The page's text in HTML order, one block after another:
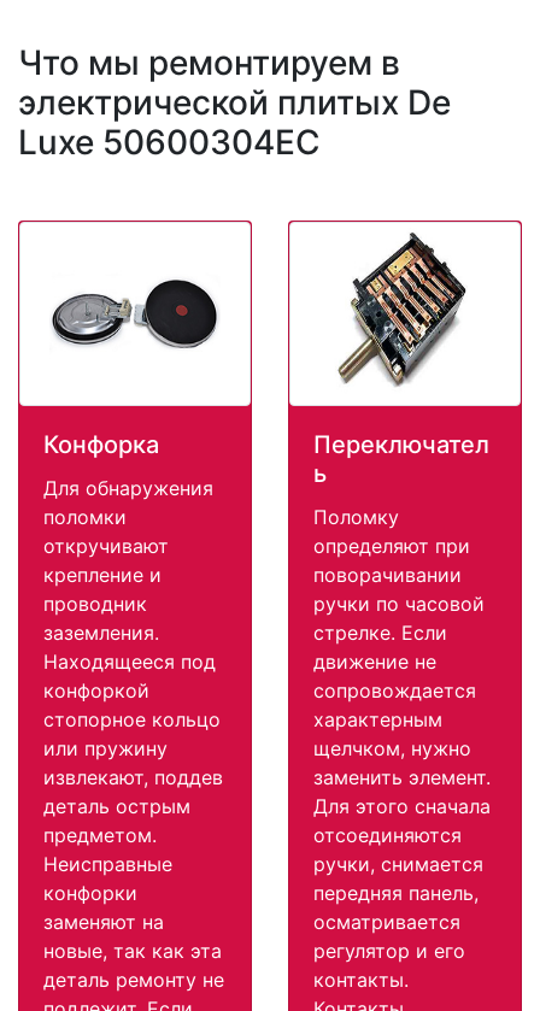
Что мы ремонтируем в
электрической плитых De
Luxe 50600304EC
Конфорка
Для обнаружения
поломки
откручивают
крепление и
проводник
заземления.
Находящееся под
конфоркой
стопорное кольцо
или пружину
извлекают, поддев
деталь острым
предметом.
Неисправные
конфорки
заменяют на
новые, так как эта
деталь ремонту не
Переключател
ь
Поломку
определяют при
поворачивании
ручки по часовой
стрелке. Если
движение не
сопровождается
характерным
щелчком, нужно
заменить элемент.
Для этого сначала
отсоединяются
ручки, снимается
передняя панель,
осматривается
регулятор и его
контакты.